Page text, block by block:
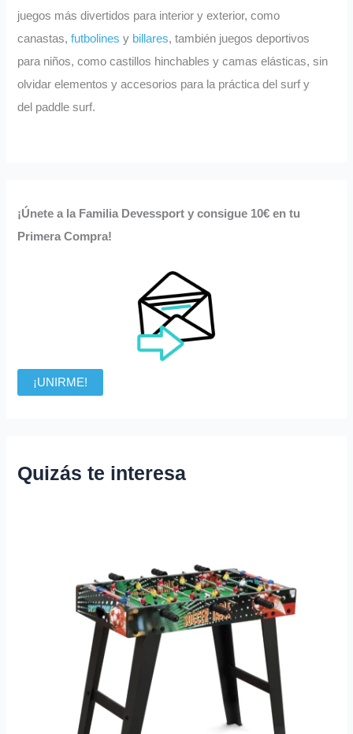
juegos más divertidos para interior y exterior, como
canastas,futbolines y billares, también juegos deportivos
para niños, como castillos hinchables y camas elásticas, sin
olvidar elementos y accesorios para la práctica del surf y
del paddle surf.
¡Únete a la Familia Devessport y consigue 10€ en tu
Primera Compra!
¡UNIRME!
Quizás te interesa